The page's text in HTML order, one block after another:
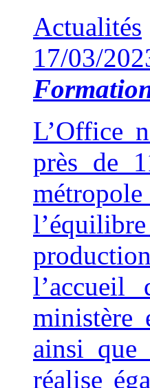
Actualités
17/03/
L’Office
près de
ministère
ainsi que
réalise